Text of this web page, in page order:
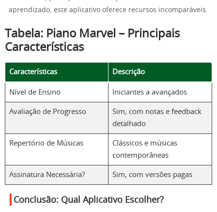
aprendizado, este aplicativo oferece recursos incomparáveis.
Tabela: Piano Marvel – Principais
Características
Características Descrição
Nível de Ensino Iniciantes a avançados
Avaliação de Progresso
Sim, com notas e feedback
detalhado
Repertório de Músicas
Clássicos e músicas
contemporâneas
Assinatura Necessária? Sim, com versões pagas
Conclusão: Qual Aplicativo Escolher?